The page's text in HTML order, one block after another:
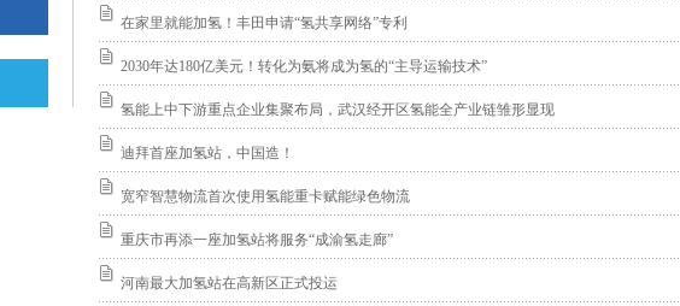
在家里就能加氢！丰田申请“氢共享网络”专利
2030年达180亿美元！转化为氨将成为氢的“主导运输技术”
氢能上中下游重点企业集聚布局，武汉经开区氢能全产业链雏形显现
迪拜首座加氢站，中国造！
宽窄智慧物流首次使用氢能重卡赋能绿色物流
重庆市再添一座加氢站将服务“成渝氢走廊”
河南最大加氢站在高新区正式投运